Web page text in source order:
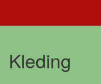
Kleding